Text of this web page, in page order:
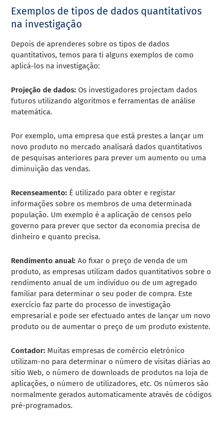
Exemplos de tipos de dados quantitativos
na investigação
Depois de aprenderes sobre os tipos de dados
quantitativos, temos para ti alguns exemplos de como
aplicá-los na investigação:
Projeção de dados: Os investigadores projectam dados
futuros utilizando algoritmos e ferramentas de análise
matemática.
Por exemplo, uma empresa que está prestes a lançar um
novo produto no mercado analisará dados quantitativos
de pesquisas anteriores para prever um aumento ou uma
diminuição das vendas.
Recenseamento: É utilizado para obter e registar
informações sobre os membros de uma determinada
população. Um exemplo é a aplicação de censos pelo
governo para prever que sector da economia precisa de
dinheiro e quanto precisa.
Rendimento anual:Ao fixar o preço de venda de um
produto, as empresas utilizam dados quantitativos sobre o
rendimento anual de um indivíduo ou de um agregado
familiar para determinar o seu poder de compra. Este
exercício faz parte do processo de investigação
empresarial e pode ser efectuado antes de lançar um novo
produto ou de aumentar o preço de um produto existente.
Contador: Muitas empresas de comércio eletrónico
utilizam-no para determinar o número de visitas diárias ao
sítio Web, o número de downloads de produtos na loja de
aplicações, o número de utilizadores, etc. Os números são
normalmente gerados automaticamente através de códigos
pré-programados.